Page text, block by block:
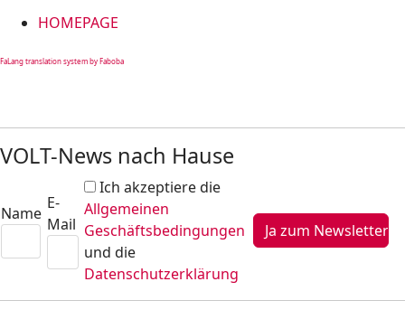
HOMEPAGE
FaLang translation system by Faboba
VOLT-News nach Hause
Name
E-
Mail
Ich akzeptiere die
Allgemeinen
Geschäftsbedingungen
und die
Datenschutzerklärung